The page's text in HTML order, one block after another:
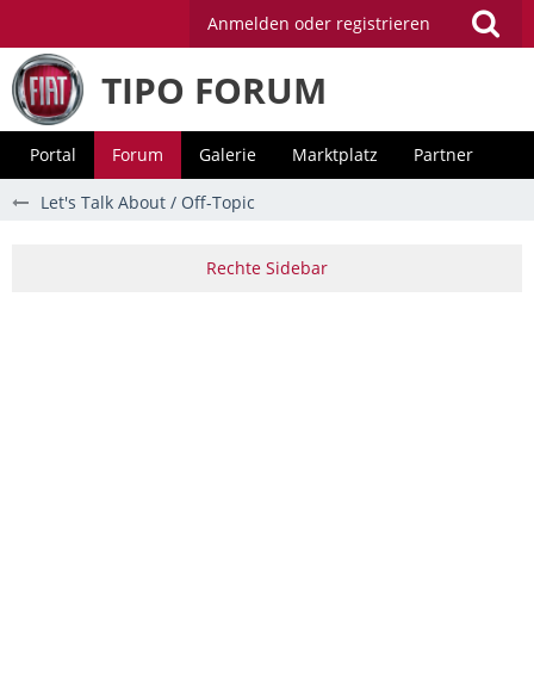
Anmelden oder registrieren
TIPO FORUM
Portal Forum Galerie Marktplatz Partner
Let's Talk About / Off-Topic